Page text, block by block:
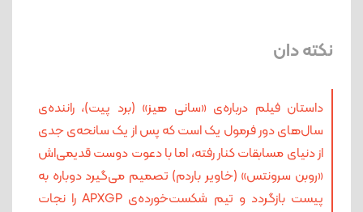
نکته دان
داستان فیلم درباره‌ی «سانی هیز» (برد پیت)، راننده‌ی
سال‌های دور فرمول یک است که پس از یک سانحه‌ی جدی
از دنیای مسابقات کنار رفته، اما با دعوت دوست قدیمی‌اش
«روبن سرونتس» (خاویر باردم) تصمیم می‌گیرد دوباره به
پیست بازگردد و تیم شکست‌خورده‌ی APXGP را نجات